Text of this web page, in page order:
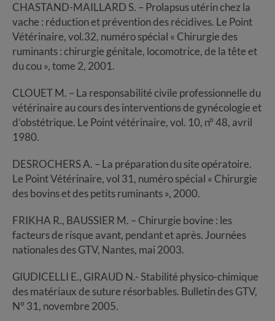
CHASTAND-MAILLARD S. – Prolapsus utérin chez la
vache : réduction et prévention des récidives. Le Point
Vétérinaire, vol.32, numéro spécial « Chirurgie des
ruminants : chirurgie génitale, locomotrice, de la tête et
du cou », tome 2, 2001.
CLOUET M. – La responsabilité civile professionnelle du
vétérinaire au cours des interventions de gynécologie et
d’obstétrique. Le Point vétérinaire, vol. 10, n° 48, avril
1980.
DESROCHERS A. – La préparation du site opératoire.
Le Point Vétérinaire, vol 31, numéro spécial « Chirurgie
des bovins et des petits ruminants », 2000.
FRIKHA R., BAUSSIER M. – Chirurgie bovine : les
facteurs de risque avant, pendant et après. Journées
nationales des GTV, Nantes, mai 2003.
GIUDICELLI E., GIRAUD N.- Stabilité physico-chimique
des matériaux de suture résorbables. Bulletin des GTV,
N° 31, novembre 2005.